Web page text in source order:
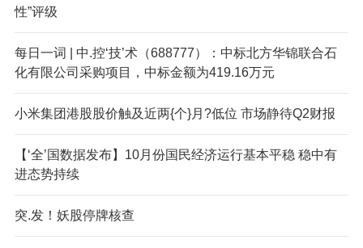
性”评级
每日一词 | 中.控‘技’术（688777）：中标北方华锦联合石
化有限公司采购项目，中标金额为419.16万元
小米集团港股股价触及近两{个}月?低位 市场静待Q2财报
【‘全’国数据发布】10月份国民经济运行基本平稳 稳中有
进态势持续
突.发！妖股停牌核查